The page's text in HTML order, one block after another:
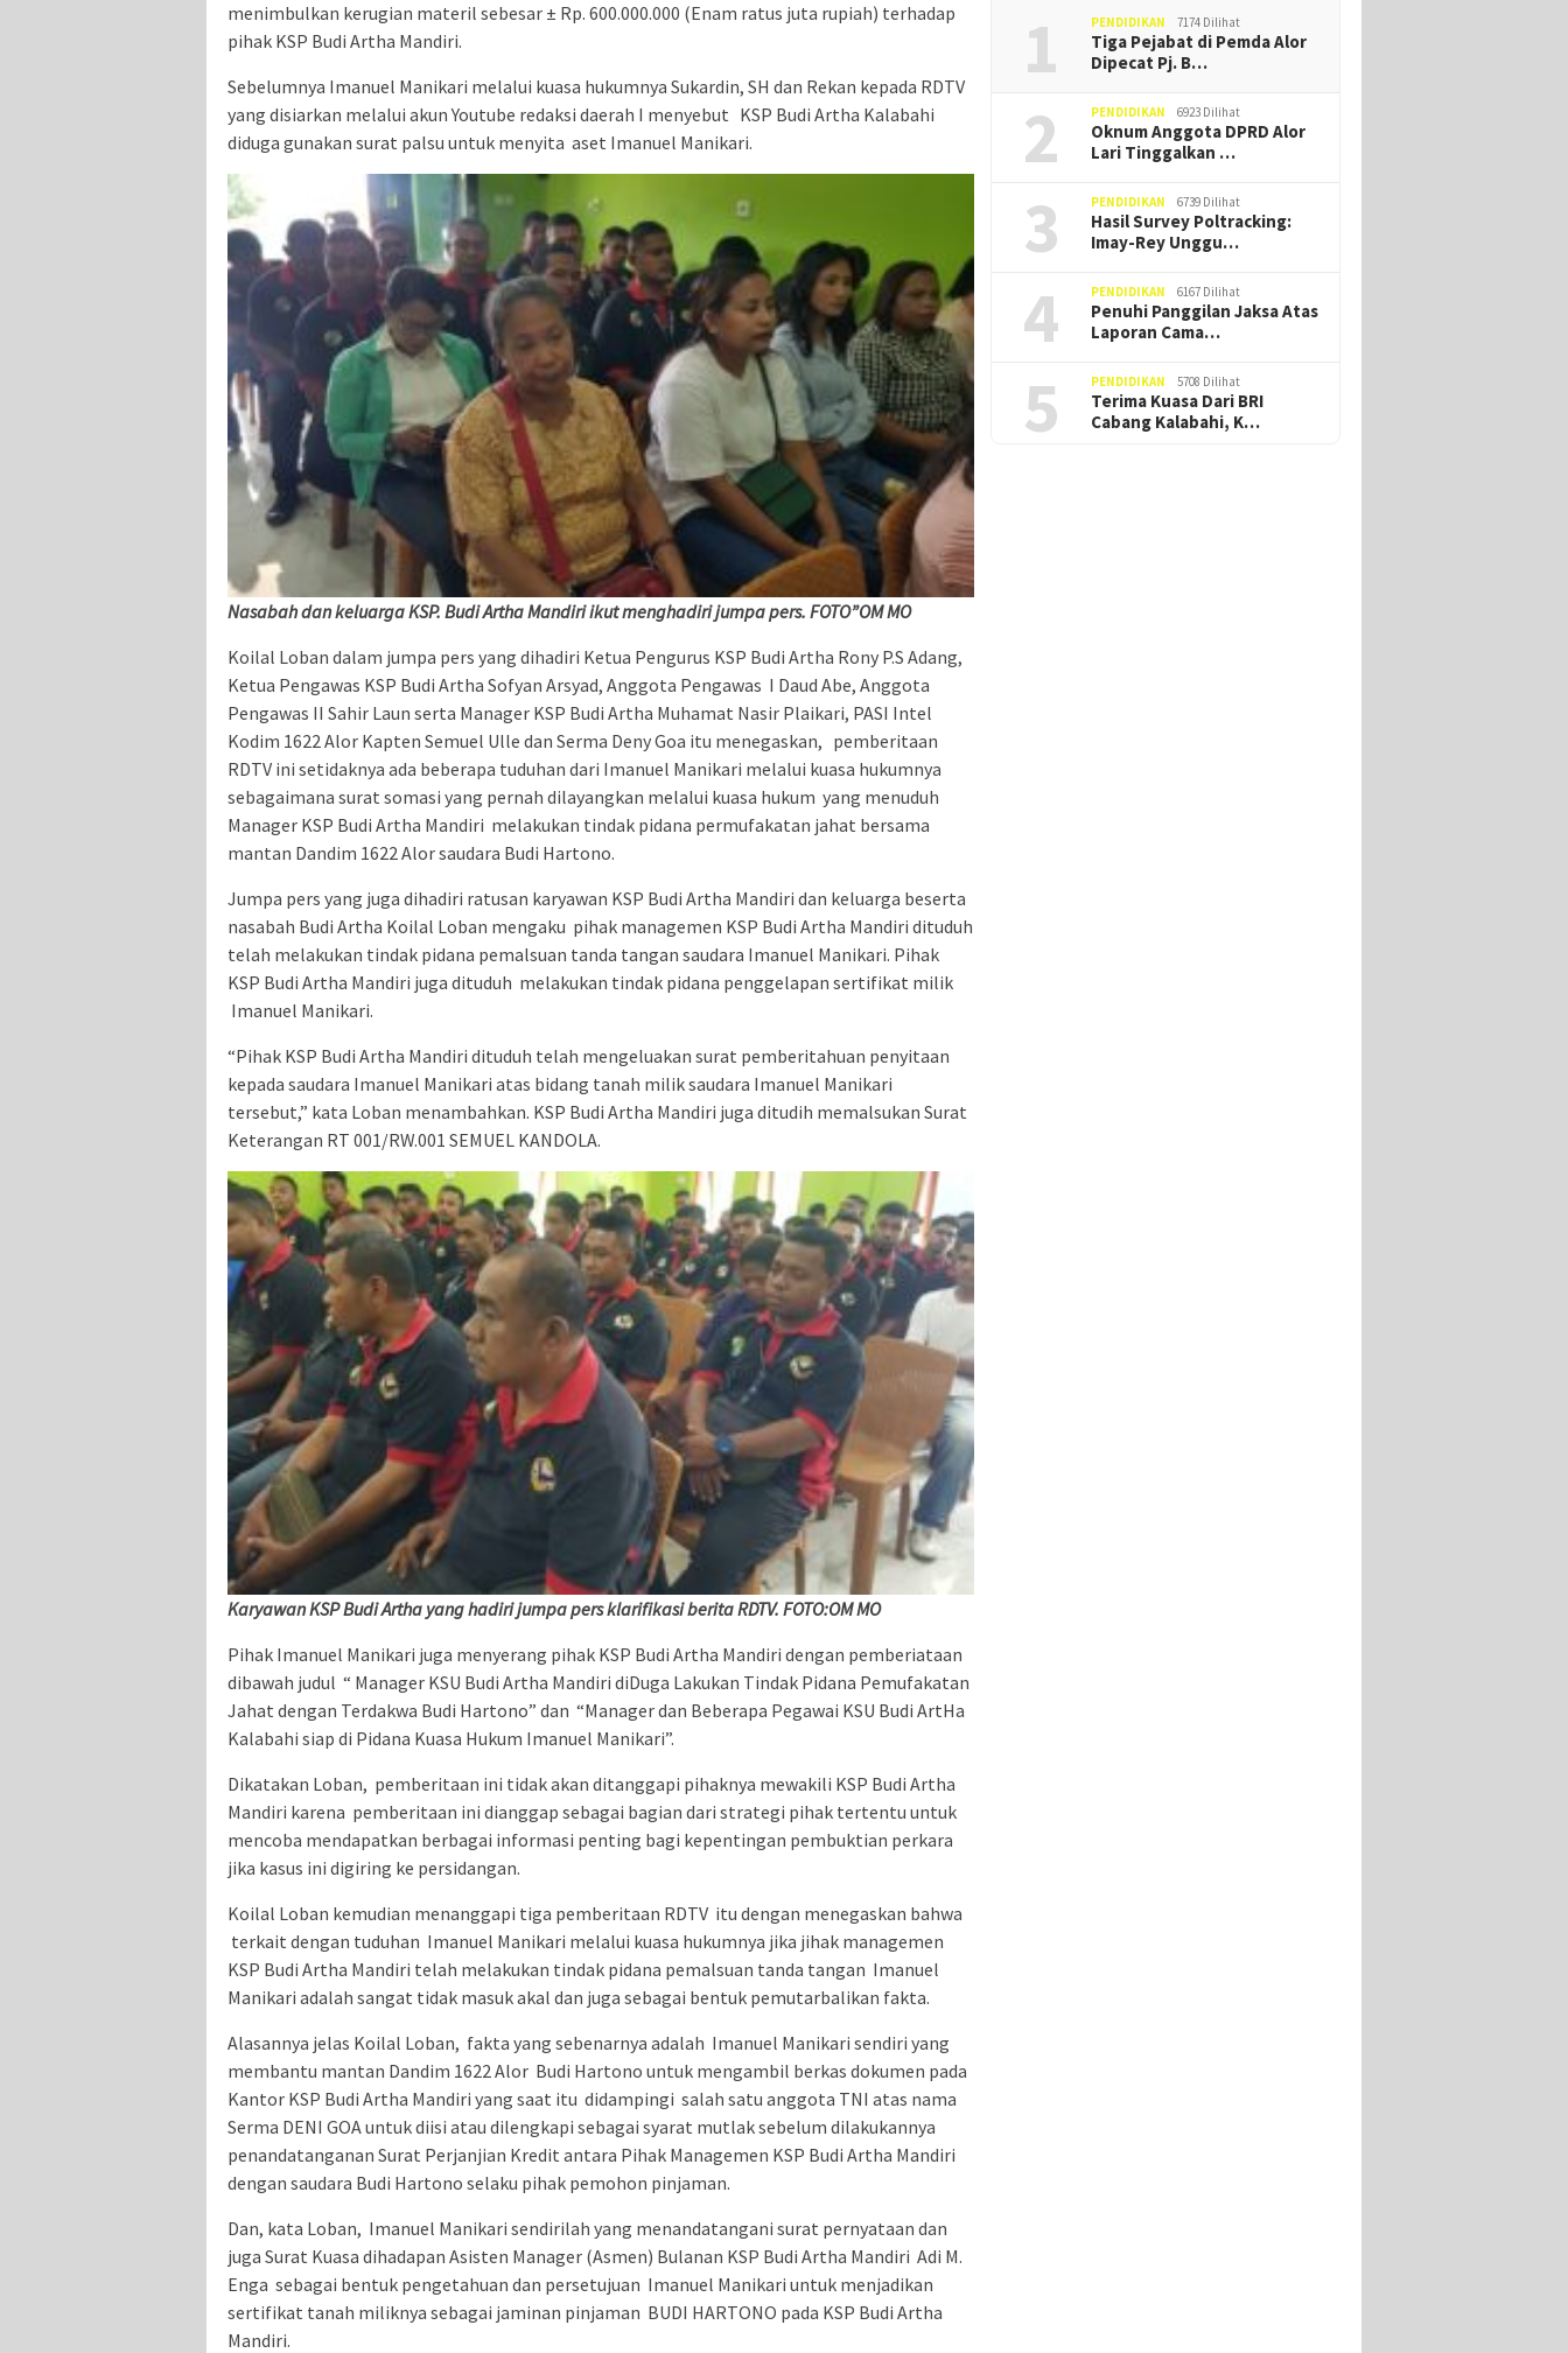
menimbulkan kerugian materil sebesar ± Rp. 600.000.000 (Enam ratus juta rupiah) terhadap
pihak KSP Budi Artha Mandiri.
Sebelumnya Imanuel Manikari melalui kuasa hukumnya Sukardin, SH dan Rekan kepada RDTV
yang disiarkan melalui akun Youtube redaksi daerah I menyebut KSP Budi Artha Kalabahi
diduga gunakan surat palsu untuk menyita aset Imanuel Manikari.
Nasabah dan keluarga KSP. Budi Artha Mandiri ikut menghadiri jumpa pers. FOTO”OM MO
Koilal Loban dalam jumpa pers yang dihadiri Ketua Pengurus KSP Budi Artha Rony P.S Adang,
Ketua Pengawas KSP Budi Artha Sofyan Arsyad, Anggota Pengawas I Daud Abe, Anggota
Pengawas II Sahir Laun serta Manager KSP Budi Artha Muhamat Nasir Plaikari, PASI Intel
Kodim 1622 Alor Kapten Semuel Ulle dan Serma Deny Goa itu menegaskan, pemberitaan
RDTV ini setidaknya ada beberapa tuduhan dari Imanuel Manikari melalui kuasa hukumnya
sebagaimana surat somasi yang pernah dilayangkan melalui kuasa hukum yang menuduh
Manager KSP Budi Artha Mandiri melakukan tindak pidana permufakatan jahat bersama
mantan Dandim 1622 Alor saudara Budi Hartono.
Jumpa pers yang juga dihadiri ratusan karyawan KSP Budi Artha Mandiri dan keluarga beserta
nasabah Budi Artha Koilal Loban mengaku pihak managemen KSP Budi Artha Mandiri dituduh
telah melakukan tindak pidana pemalsuan tanda tangan saudara Imanuel Manikari. Pihak
KSP Budi Artha Mandiri juga dituduh melakukan tindak pidana penggelapan sertifikat milik
Imanuel Manikari.
“Pihak KSP Budi Artha Mandiri dituduh telah mengeluakan surat pemberitahuan penyitaan
kepada saudara Imanuel Manikari atas bidang tanah milik saudara Imanuel Manikari
tersebut,” kata Loban menambahkan. KSP Budi Artha Mandiri juga ditudih memalsukan Surat
Keterangan RT 001/RW.001 SEMUEL KANDOLA.
Karyawan KSP Budi Artha yang hadiri jumpa pers klarifikasi berita RDTV. FOTO:OM MO
Pihak Imanuel Manikari juga menyerang pihak KSP Budi Artha Mandiri dengan pemberiataan
dibawah judul “ Manager KSU Budi Artha Mandiri diDuga Lakukan Tindak Pidana Pemufakatan
Jahat dengan Terdakwa Budi Hartono” dan “Manager dan Beberapa Pegawai KSU Budi ArtHa
Kalabahi siap di Pidana Kuasa Hukum Imanuel Manikari”.
Dikatakan Loban, pemberitaan ini tidak akan ditanggapi pihaknya mewakili KSP Budi Artha
Mandiri karena pemberitaan ini dianggap sebagai bagian dari strategi pihak tertentu untuk
mencoba mendapatkan berbagai informasi penting bagi kepentingan pembuktian perkara
jika kasus ini digiring ke persidangan.
Koilal Loban kemudian menanggapi tiga pemberitaan RDTV itu dengan menegaskan bahwa
terkait dengan tuduhan Imanuel Manikari melalui kuasa hukumnya jika jihak managemen
KSP Budi Artha Mandiri telah melakukan tindak pidana pemalsuan tanda tangan Imanuel
Manikari adalah sangat tidak masuk akal dan juga sebagai bentuk pemutarbalikan fakta.
Alasannya jelas Koilal Loban, fakta yang sebenarnya adalah Imanuel Manikari sendiri yang
membantu mantan Dandim 1622 Alor Budi Hartono untuk mengambil berkas dokumen pada
Kantor KSP Budi Artha Mandiri yang saat itu didampingi salah satu anggota TNI atas nama
Serma DENI GOA untuk diisi atau dilengkapi sebagai syarat mutlak sebelum dilakukannya
penandatanganan Surat Perjanjian Kredit antara Pihak Managemen KSP Budi Artha Mandiri
dengan saudara Budi Hartono selaku pihak pemohon pinjaman.
Dan, kata Loban, Imanuel Manikari sendirilah yang menandatangani surat pernyataan dan
juga Surat Kuasa dihadapan Asisten Manager (Asmen) Bulanan KSP Budi Artha Mandiri Adi M.
Enga sebagai bentuk pengetahuan dan persetujuan Imanuel Manikari untuk menjadikan
sertifikat tanah miliknya sebagai jaminan pinjaman BUDI HARTONO pada KSP Budi Artha
Mandiri.
1 PENDIDIKAN 7174 Dilihat
Tiga Pejabat di Pemda Alor
Dipecat Pj. B…
2 PENDIDIKAN 6923 Dilihat
Oknum Anggota DPRD Alor
Lari Tinggalkan …
3 PENDIDIKAN 6739 Dilihat
Hasil Survey Poltracking:
Imay-Rey Unggu…
4 PENDIDIKAN 6167 Dilihat
Penuhi Panggilan Jaksa Atas
Laporan Cama…
5 PENDIDIKAN 5708 Dilihat
Terima Kuasa Dari BRI
Cabang Kalabahi, K…